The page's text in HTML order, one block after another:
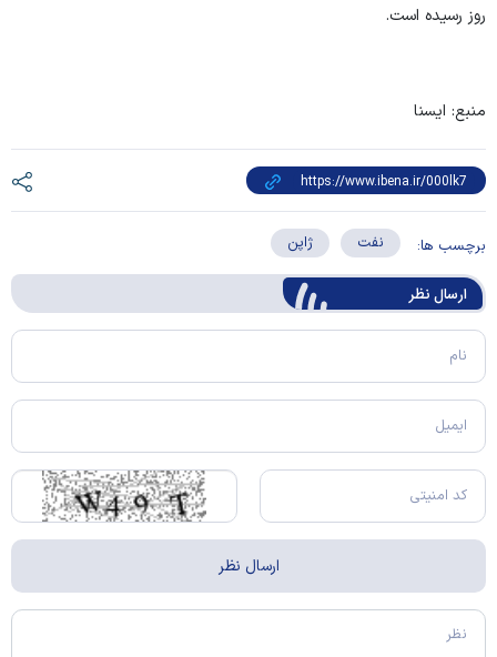
روز رسیده است.
منبع: ایسنا
برچسب ها: نفت ژاپن
ارسال‌ نظر